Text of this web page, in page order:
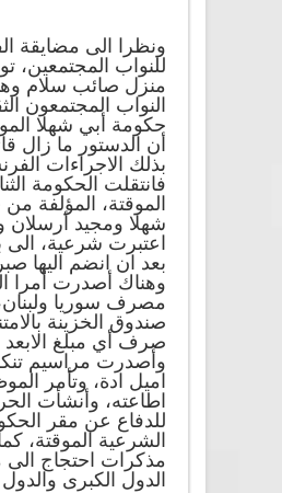
ونظرا الى مضايقة
للنواب المجتمعين،
منزل صائب سلام
النواب المجتمعون
حكومة أبي شهلا
أن الدستور ما زال
بذلك الاجراءات
فانتقلت الحكومة
الموقتة، المؤلفة
شهلا ومجيد أرسلان
اعتبرت شرعية، الى
بعد ان انضم اليها
وهناك أصدرت أمرا
مصرف سوريا
صندوق الخزينة
صرف أي مبلغ الابعد
وأصدرت مراسيم
اميل ادة، وتأمر
اطاعته، وأنشأت
للدفاع عن مقر
الشرعية الموقتة،
مذكرات احتجاج الى
الدول الكبرى والدول